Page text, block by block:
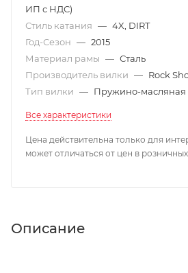
ИП с НДС)
Стиль катания — 4X, DIRT
Год-Сезон — 2015
Материал рамы — Сталь
Производитель вилки — Rock
Тип вилки — Пружино-масляная
Все характеристики
Цена действительна только для
может отличаться от цен в
Описание